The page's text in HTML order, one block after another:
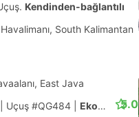
Kendinden-bağlantılı
South Kalimantan
East Java
Uçuş #QG484 Ekonomi 5.0